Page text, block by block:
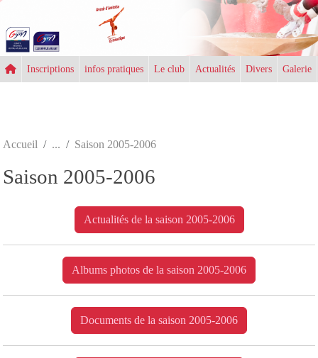
Inscriptions infos pratiques Le club Actualités Divers Galerie
Accueil Saison 2005-2006
Saison 2005-2006
Actualités de la saison 2005-2006
Albums photos de la saison 2005-2006
Documents de la saison 2005-2006
Panneau de gestion des cookies